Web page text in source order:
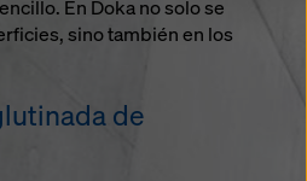
En Doka no solo se
sino también en los
de